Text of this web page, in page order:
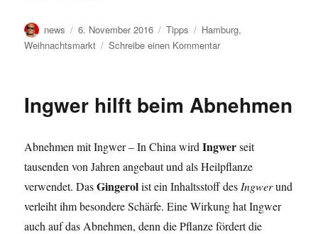
Autor
news
Veröffentlicht
am
6. November 2016 Kategorien
Tipps Schlagwörter
Hamburg,
Weihnachtsmarkt
Schreibe einen Kommentarzu
St.
Ingwer hilft beim Abnehmen
Abnehmen mit Ingwer – In China wirdIngwerseit
tausenden von Jahren angebaut und als Heilpflanze
verwendet. DasGingerolist ein Inhaltsstoff des Ingwerund
verleiht ihm besondere Schärfe. Eine Wirkung hat Ingwer
auch auf das Abnehmen, denn die Pflanze fördert die